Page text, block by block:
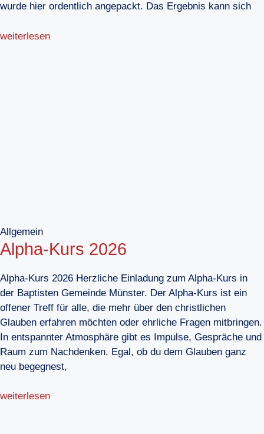
wurde hier ordentlich angepackt. Das Ergebnis kann sich
weiterlesen
Allgemein
Alpha-Kurs 2026
Alpha-Kurs 2026 Herzliche Einladung zum Alpha-Kurs in
der Baptisten Gemeinde Münster. Der Alpha-Kurs ist ein
offener Treff für alle, die mehr über den christlichen
Glauben erfahren möchten oder ehrliche Fragen mitbringen.
In entspannter Atmosphäre gibt es Impulse, Gespräche und
Raum zum Nachdenken. Egal, ob du dem Glauben ganz
neu begegnest,
weiterlesen